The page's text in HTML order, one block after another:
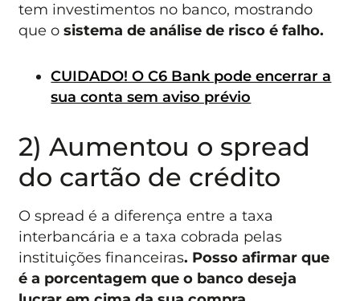
tem investimentos no banco, mostrando
que osistema de análise de risco é falho.
CUIDADO! O C6 Bank pode encerrar a
sua conta sem aviso prévio
2) Aumentou o spread
do cartão de crédito
O spread é a diferença entre a taxa
interbancária e a taxa cobrada pelas
instituições financeiras. Posso afirmar que
é a porcentagem que o banco deseja